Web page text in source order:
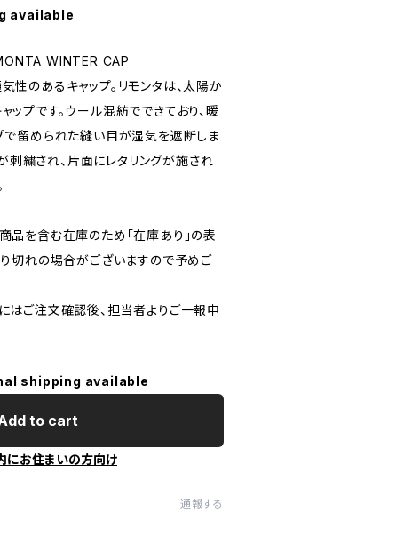
available
WINTER CAP
性のあるキャップ。リモンタは、太陽か
プです。ウール混紡でできており、暖
で留められた縫い目が湿気を遮断しま
繍され、片面にレタリングが施され
品を含む在庫のため「在庫あり」の表
り切れの場合がございますので予めご
はご注文確認後、担当者よりご一報申
shipping available
to cart
にお住まいの方向け
通報する